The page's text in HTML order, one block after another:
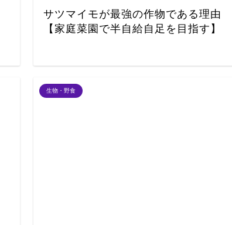
サツマイモが最強の作物である理由
【家庭菜園で半自給自足を目指す】
生物・野食